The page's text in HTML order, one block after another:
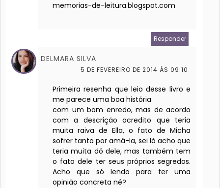
memorias-de-leitura.blogspot.com
Responder
DELMARA SILVA
5 DE FEVEREIRO DE 2014 ÀS 09:10
Primeira resenha que leio desse livro e
me parece uma boa história
com um bom enredo, mas de acordo
com a descrição acredito que teria
muita raiva de Ella, o fato de Micha
sofrer tanto por amá-la, sei lá acho que
teria muita dó dele, mas também tem
o fato dele ter seus próprios segredos.
Acho que só lendo para ter uma
opinião concreta né?